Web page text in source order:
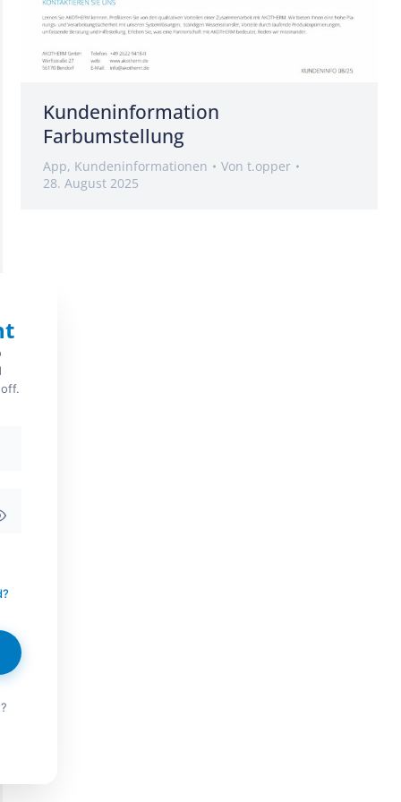
Kundeninformation
Farbumstellung
App, Kundeninformationen Von t.opper
28. August 2025